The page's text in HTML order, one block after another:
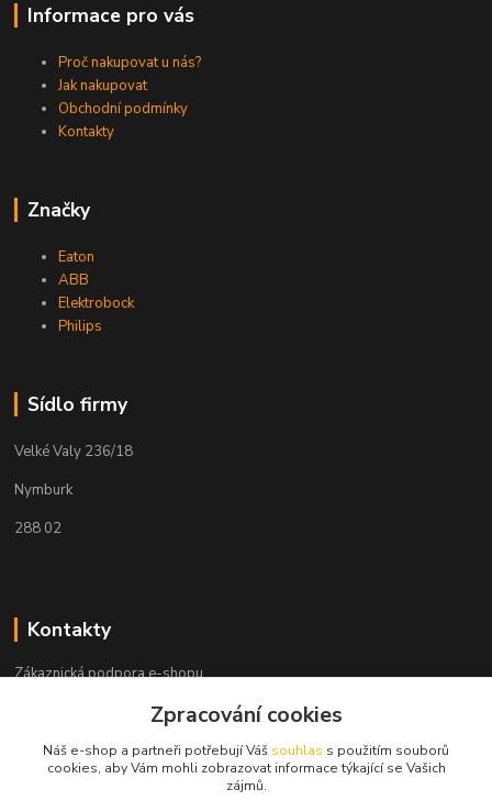
Informace pro vás
Proč nakupovat u nás?
Jak nakupovat
Obchodní podmínky
Kontakty
Značky
Eaton
ABB
Elektrobock
Philips
Sídlo firmy
Velké Valy 236/18
Nymburk
288 02
Kontakty
Zákaznická podpora e-shopu
info@elektronymburk.cz
Zpracování cookies
Náš e-shop a partneři potřebují Váš souhlas s použitím souborů
cookies, aby Vám mohli zobrazovat informace týkající se Vašich
zájmů.